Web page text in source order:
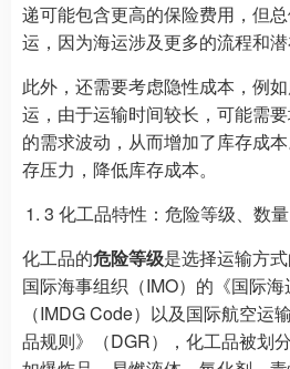
递可能包含更高的保险费用，但
运，因为海运涉及更多的流程和潜
此外，还需要考虑隐性成本，例
运，由于运输时间较长，可能需
的需求波动，从而增加了库存成
存压力，降低库存成本。
3 化工品特性：危险等级、数
化工品的危险等级是选择运输方
国际海事组织（IMO）的《国际海
（IMDG Code）以及国际航空运
品规则》（DGR），化工品被划